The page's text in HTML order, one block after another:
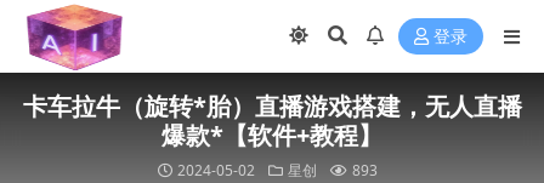
登录
卡车拉牛（旋转*胎）直播游戏搭建，无人直播
爆款*【软件+教程】
2024-05-02 星创 893